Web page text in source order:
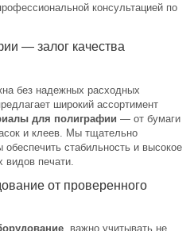
консультацией по
— залог качества
без надежных расходных
широкий ассортимент
для полиграфии — от бумаги
и клеев. Мы тщательно
стабильность и высокое
видов печати.
от проверенного
, важно учитывать не